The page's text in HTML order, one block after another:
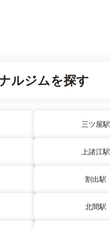
ルジムを探す
三ツ屋駅
上諸江駅
割出駅
北間駅